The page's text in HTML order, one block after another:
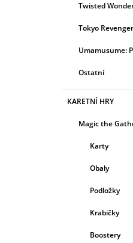
Twisted
Tokyo
Umamusume:
Ostatní
KARETNÍ HRY
Magic the
Karty
Obaly
Podložky
Krabičky
Boostery